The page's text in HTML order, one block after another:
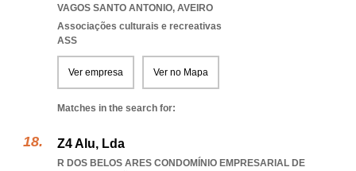
VAGOS SANTO ANTONIO, AVEIRO
Associações culturais e recreativas
ASS
Ver empresa Ver no Mapa
Matches in the search for:
Z4 Alu, Lda
R DOS BELOS ARES CONDOMÍNIO EMPRESARIAL DE